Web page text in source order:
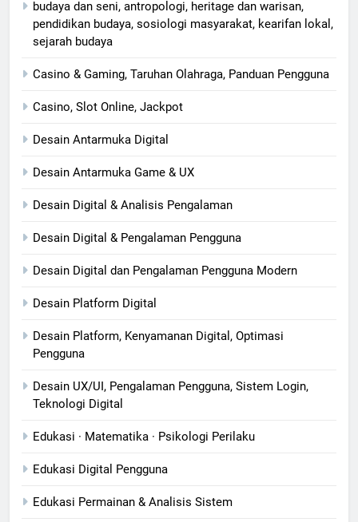
budaya dan seni, antropologi, heritage dan warisan,
pendidikan budaya, sosiologi masyarakat, kearifan lokal,
sejarah budaya
Casino & Gaming, Taruhan Olahraga, Panduan Pengguna
Casino, Slot Online, Jackpot
Desain Antarmuka Digital
Desain Antarmuka Game & UX
Desain Digital & Analisis Pengalaman
Desain Digital & Pengalaman Pengguna
Desain Digital dan Pengalaman Pengguna Modern
Desain Platform Digital
Desain Platform, Kenyamanan Digital, Optimasi
Pengguna
Desain UX/UI, Pengalaman Pengguna, Sistem Login,
Teknologi Digital
Edukasi · Matematika · Psikologi Perilaku
Edukasi Digital Pengguna
Edukasi Permainan & Analisis Sistem